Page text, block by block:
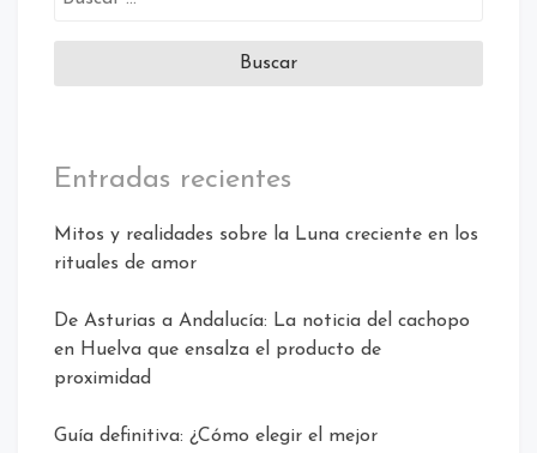
Entradas recientes
Mitos y realidades sobre la Luna creciente en los
rituales de amor
De Asturias a Andalucía: La noticia del cachopo
en Huelva que ensalza el producto de
proximidad
Guía definitiva: ¿Cómo elegir el mejor